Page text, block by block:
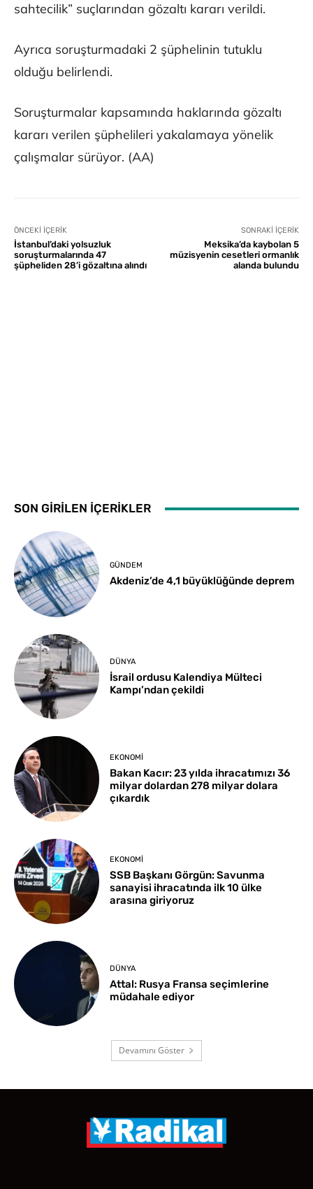
sahtecilik” suçlarından gözaltı kararı verildi.
Ayrıca soruşturmadaki 2 şüphelinin tutuklu
olduğu belirlendi.
Soruşturmalar kapsamında haklarında gözaltı
kararı verilen şüphelileri yakalamaya yönelik
çalışmalar sürüyor. (AA)
ÖNCEKI İÇERIK
İstanbul’daki yolsuzluk
soruşturmalarında 47
şüpheliden 28’i gözaltına alındı
SONRAKI İÇERIK
Meksika’da kaybolan 5
müzisyenin cesetleri ormanlık
alanda bulundu
SON GİRİLEN İÇERİKLER
GÜNDEM
Akdeniz’de 4,1 büyüklüğünde deprem
DÜNYA
İsrail ordusu Kalendiya Mülteci
Kampı’ndan çekildi
EKONOMI
Bakan Kacır: 23 yılda ihracatımızı 36
milyar dolardan 278 milyar dolara
çıkardık
EKONOMI
SSB Başkanı Görgün: Savunma
sanayisi ihracatında ilk 10 ülke
arasına giriyoruz
DÜNYA
Attal: Rusya Fransa seçimlerine
müdahale ediyor
Devamını Göster